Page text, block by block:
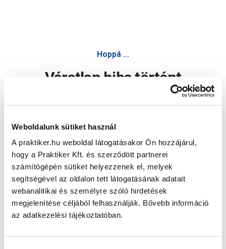
Weboldalunk sütiket használ
A praktiker.hu weboldal látogatásakor Ön hozzájárul,
hogy a Praktiker Kft. és szerződött partnerei
számítógépén sütiket helyezzenek el, melyek
segítségével az oldalon tett látogatásának adatait
webanalitikai és személyre szóló hirdetések
megjelenítése céljából felhasználják. Bővebb információ
az adatkezelési tájékoztatóban.
Hoppá ...
Váratlan hiba történt
Oldal újratöltése